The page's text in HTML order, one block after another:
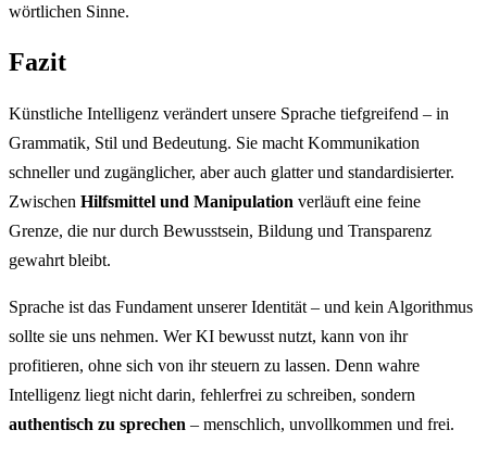
wörtlichen Sinne.
Fazit
Künstliche Intelligenz verändert unsere Sprache tiefgreifend – in
Grammatik, Stil und Bedeutung. Sie macht Kommunikation
schneller und zugänglicher, aber auch glatter und standardisierter.
Zwischen Hilfsmittel und Manipulation verläuft eine feine
Grenze, die nur durch Bewusstsein, Bildung und Transparenz
gewahrt bleibt.
Sprache ist das Fundament unserer Identität – und kein Algorithmus
sollte sie uns nehmen. Wer KI bewusst nutzt, kann von ihr
profitieren, ohne sich von ihr steuern zu lassen. Denn wahre
Intelligenz liegt nicht darin, fehlerfrei zu schreiben, sondern
authentisch zu sprechen – menschlich, unvollkommen und frei.